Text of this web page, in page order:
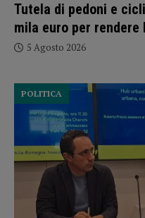
Tutela di pedoni e
mila euro per
5 Agosto 2026
POLITICA